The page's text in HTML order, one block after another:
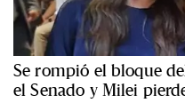
Se rompió el bloque
el Senado y Milei